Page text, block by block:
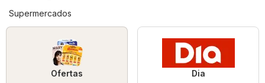
Supermercados
Ofertas Dia